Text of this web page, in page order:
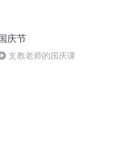
庆节
支教老师的国庆课